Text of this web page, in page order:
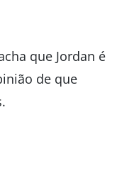
que Jordan é
de que